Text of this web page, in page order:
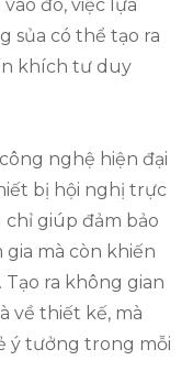
đó, việc lựa
sủa có thể tạo ra
khích tư duy
nghệ hiện đại
bị hội nghị trực
giúp đảm bảo
mà còn khiến
ra không gian
về thiết kế, mà
ý tưởng trong mỗi